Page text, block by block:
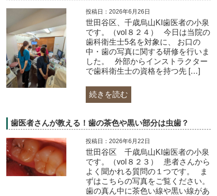
投稿日：2026年6月26日
世田谷区、千歳烏山KI歯医者の小泉
です。（vol８２４） 今日は当院の
歯科衛生士5名を対象に、 お口の
中・歯の写真に関する研修を行いま
した。 外部からインストラクター
で歯科衛生士の資格を持つ先 […]
続きを読む
歯医者さんが教える！歯の茶色や黒い部分は虫歯？
投稿日：2026年6月22日
世田谷区 千歳烏山KI歯医者の小泉
です。（vol８２３） 患者さんから
よく聞かれる質問の１つです。 ま
ずはこちらの写真をご覧ください。
歯の真ん中に茶色い線や黒い線があ